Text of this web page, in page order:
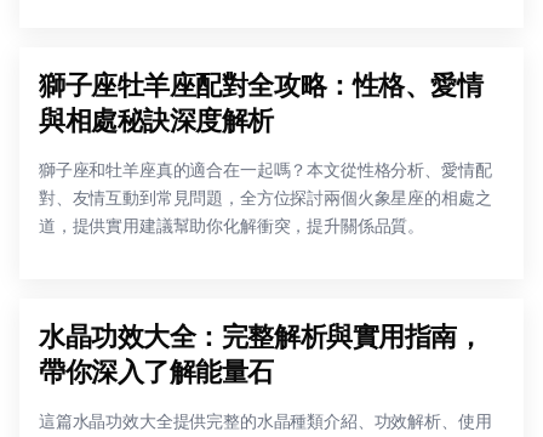
獅子座牡羊座配對全攻略：性格、愛情
與相處秘訣深度解析
獅子座和牡羊座真的適合在一起嗎？本文從性格分析、愛情配
對、友情互動到常見問題，全方位探討兩個火象星座的相處之
道，提供實用建議幫助你化解衝突，提升關係品質。
水晶功效大全：完整解析與實用指南，
帶你深入了解能量石
這篇水晶功效大全提供完整的水晶種類介紹、功效解析、使用